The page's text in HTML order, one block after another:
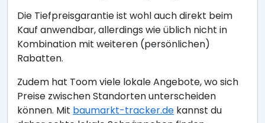
Die Tiefpreisgarantie ist wohl auch direkt beim
Kauf anwendbar, allerdings wie üblich nicht in
Kombination mit weiteren (persönlichen)
Rabatten.
Zudem hat Toom viele lokale Angebote, wo sich
Preise zwischen Standorten unterscheiden
können. Mit baumarkt-tracker.de kannst du